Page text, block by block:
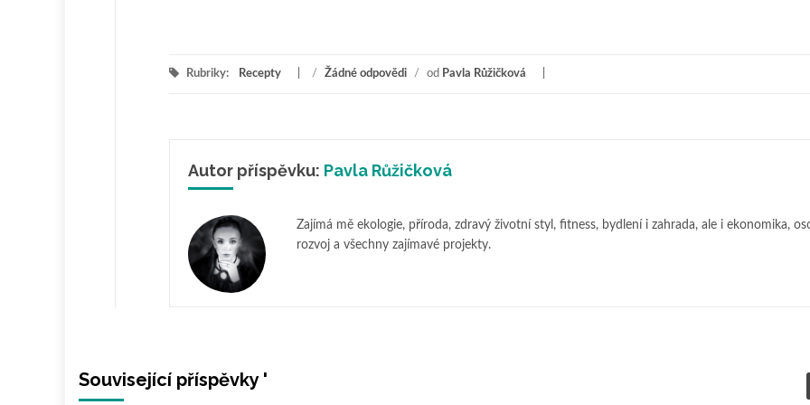
Rubriky: Recepty / Žádné odpovědi / od Pavla Růžičková
Autor příspěvku: Pavla Růžičková
Zajímá mě ekologie, příroda, zdravý životní styl, fitness, bydlení i zahrada, ale i ekonomika,
rozvoj a všechny zajímavé projekty.
Související příspěvky '